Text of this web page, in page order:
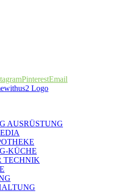
PinterestEmail
AUSRÜSTUNG
KÜCHE
TECHNIK